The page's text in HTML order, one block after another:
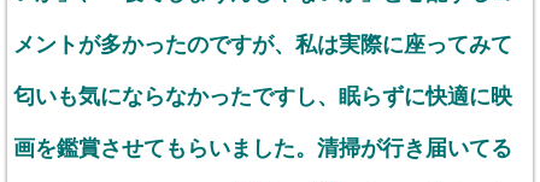
メントが多かったのですが、私は実際に座ってみて
匂いも気にならなかったですし、眠らずに快適に映
画を鑑賞させてもらいました。清掃が行き届いてる